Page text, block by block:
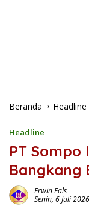
Beranda Headline
Headline
PT Sompo
Bangkang
Erwin Fals
Senin, 6 Juli 2026